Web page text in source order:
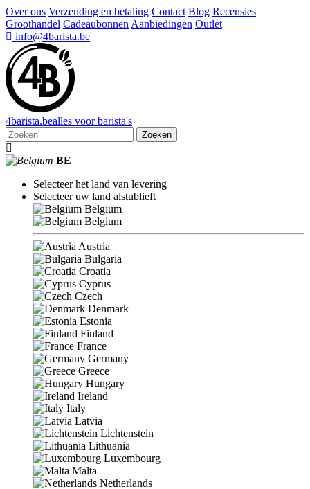
Over ons Verzending en betaling Contact Blog Recensies
Groothandel Cadeaubonnen Aanbiedingen Outlet
info@4barista.be
4barista.bealles voor barista's
Zoeken
BE
Selecteer het land van levering
Selecteer uw land alstublieft
Belgium
Belgium
Austria
Bulgaria
Croatia
Cyprus
Czech
Denmark
Estonia
Finland
France
Germany
Greece
Hungary
Ireland
Italy
Latvia
Lichtenstein
Lithuania
Luxembourg
Malta
Netherlands